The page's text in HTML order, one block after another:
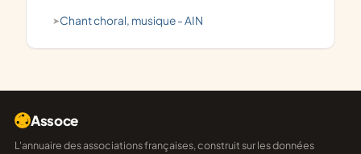
chant choral, musique - AIN
Assoce
L'annuaire des associations françaises, construit sur les données